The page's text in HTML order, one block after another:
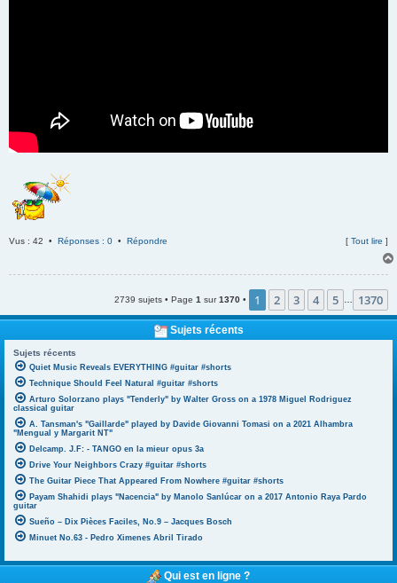
Vus : 42 • Réponses : 0 • Répondre [ Tout lire ]
2739 sujets • Page 1 sur1370 • 1 2 3 4 5 1370
Sujets récents
Sujets récents
Quiet Music Reveals EVERYTHING #guitar #shorts
Technique Should Feel Natural #guitar #shorts
Arturo Solorzano plays "Tenderly" by Walter Gross on a 1978 Miguel Rodriguez
classical guitar
A. Tansman's "Gaillarde" played by Davide Giovanni Tomasi on a 2021 Alhambra
"Mengual y Margarit NT"
Delcamp. J.F: - TANGO en la mieur opus 3a
Drive Your Neighbors Crazy #guitar #shorts
The Guitar Piece That Appeared From Nowhere #guitar #shorts
Payam Shahidi plays "Nacencia" by Manolo Sanlúcar on a 2017 Antonio Raya Pardo
guitar
Sueño – Dix Pièces Faciles, No.9 – Jacques Bosch
Minuet No.63 - Pedro Ximenes Abril Tirado
Qui est en ligne ?